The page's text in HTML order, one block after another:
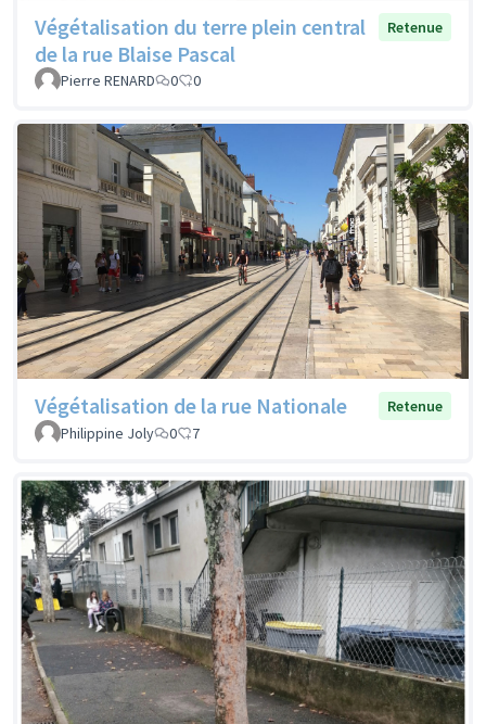
Végétalisation du terre plein central
de la rue Blaise Pascal
Retenue
Pierre RENARD 0 0
Végétalisation de la rue Nationale
Retenue
Philippine Joly
0 7